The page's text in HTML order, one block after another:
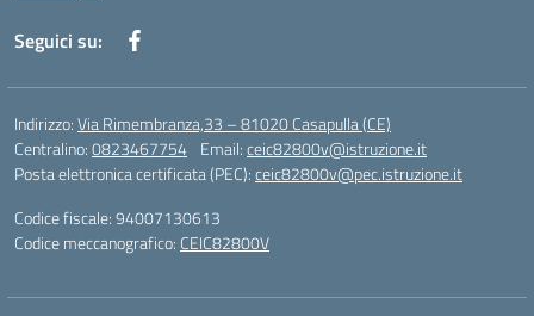
Seguici su:
Indirizzo:Via Rimembranza,33 – 81020 Casapulla (CE)
Centralino:0823467754 Email:ceic82800v@istruzione.it
Posta elettronica certificata (PEC):ceic82800v@pec.istruzione.it
Codice fiscale: 94007130613
Codice meccanografico: CEIC82800V